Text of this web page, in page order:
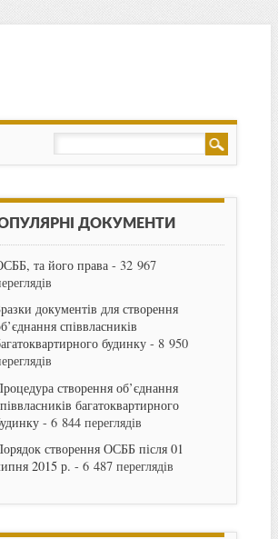
ДОКУМЕНТИ
та його права- 32 967
документів для створення
співвласників
будинку- 8 950
створення об’єднання
багатоквартирного
- 6 844 переглядів
створення ОСББ після 01
2015 р. - 6 487 переглядів